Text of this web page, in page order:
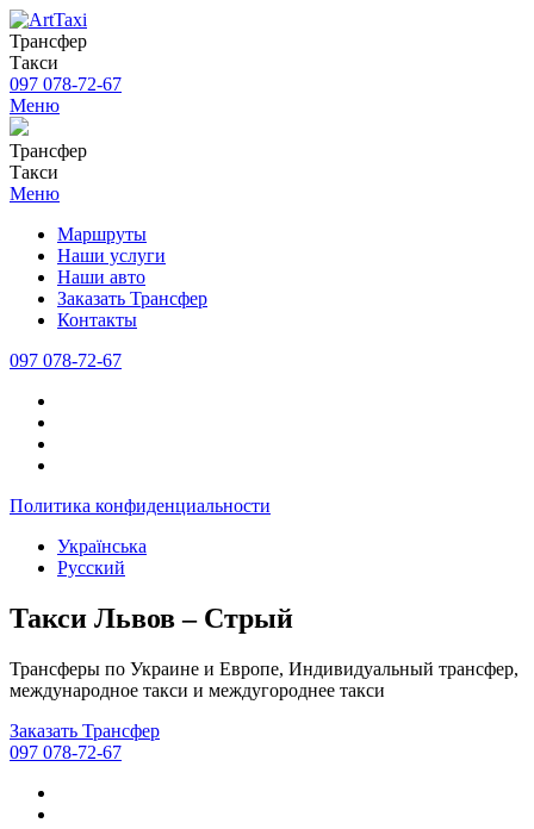
Трансфер
Такси
097 078-72-67
Меню
Трансфер
Такси
Меню
Маршруты
Наши услуги
Наши авто
Заказать Трансфер
Контакты
097 078-72-67
Политика конфиденциальности
Українська
Русский
Такси Львов – Стрый
Трансферы по Украине и Европе, Индивидуальный трансфер,
международное такси и междугороднее такси
Заказать Трансфер
097 078-72-67